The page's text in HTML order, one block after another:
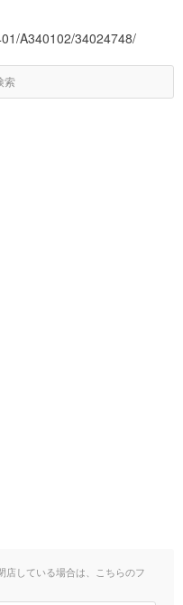
A340102/34024748/
索
店している場合は、こちらのフ